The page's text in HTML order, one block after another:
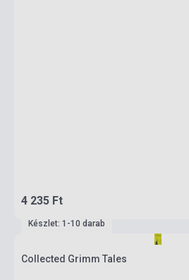
4 235 Ft
Készlet: 1-10 darab
Collected Grimm Tales